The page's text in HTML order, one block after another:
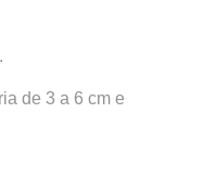
de 3 a 6 cm e